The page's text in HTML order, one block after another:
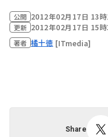
公開 2012年02月17日 13
更新 2012年02月17日 15
著者 橘十徳 [ITmedia]
Share